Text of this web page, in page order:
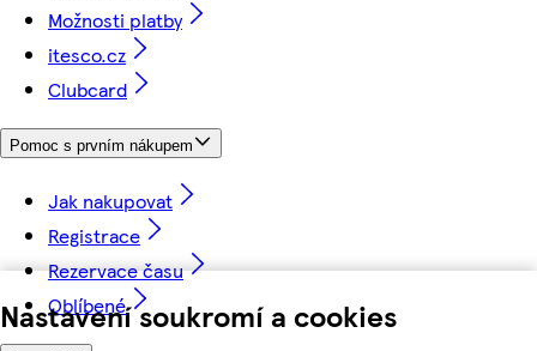
Nastavení soukromí a cookies
Možnosti platby
itesco.cz
Clubcard
Pomoc s prvním nákupem
Jak nakupovat
Registrace
Rezervace času
Oblíbené